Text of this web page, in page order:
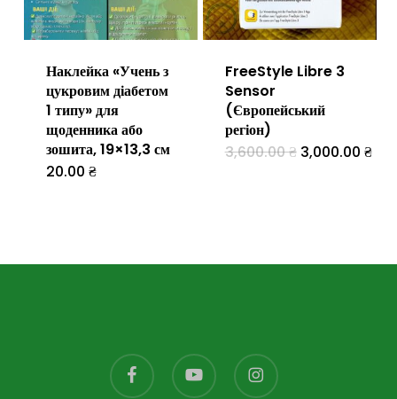
товару
Наклейка «Учень з
цукровим діабетом
1 типу» для
щоденника або
зошита, 19×13,3 см
20.00 ₴
FreeStyle Libre 3
Sensor
(Європейський
регіон)
3,600.00₴ Оригінальна
ціна:
3,000.00 ₴
Цей
варіантів.
facebook youtube instagram